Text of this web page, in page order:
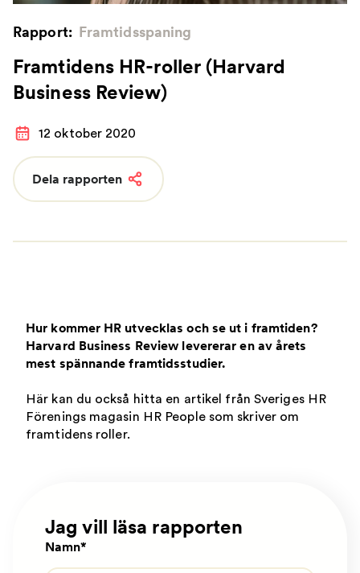
Rapport: Framtidsspaning
Framtidens HR-roller (Harvard
Business Review)
12 oktober 2020
Dela rapporten
Hur kommer HR utvecklas och se ut i framtiden?
Harvard Business Review levererar en av årets
mest spännande framtidsstudier.
Här kan du också hitta en artikel från Sveriges HR
Förenings magasin HR People som skriver om
framtidens roller.
Jag vill läsa rapporten
Namn